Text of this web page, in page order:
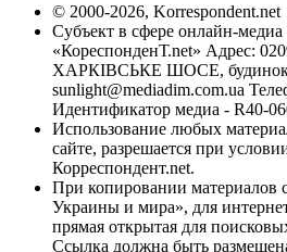
© 2000-2026, Korrespondent.net
Субъект в сфере онлайн-
«КореспонденТ.net» Адрес:
ХАРКІВСЬКЕ ШОСЕ, будинок
sunlight@mediadim.com.ua
Идентификатор медиа - R40-
Использование любых
сайте, разрешается при
Корреспондент.net.
При копировании материалов
Украины и мира», для
прямая открытая для
Ссылка должна быть